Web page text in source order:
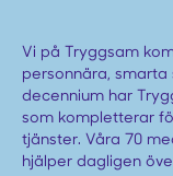
Vi på Tryggsam
personnära,
decennium har
som kompletterar
tjänster. Våra 70
hjälper dagligen